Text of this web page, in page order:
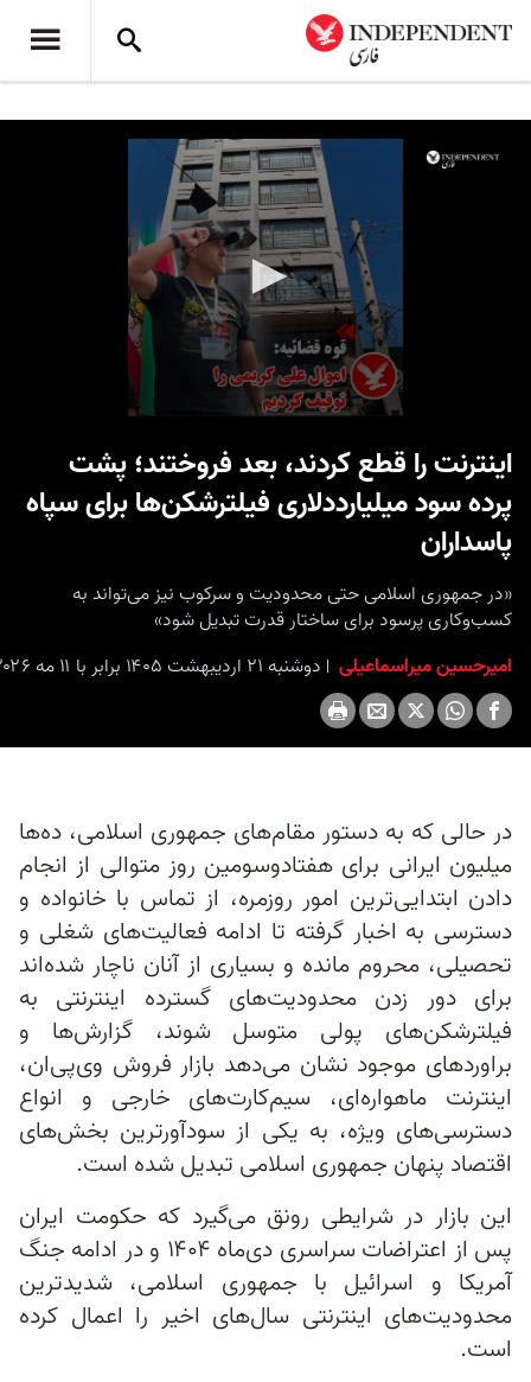
seconds
اینترنت را قطع کردند، بعد فروختند؛ پشت‌
پرده سود میلیارددلاری فیلترشکن‌ها برای سپاه
پاسداران
«در جمهوری اسلامی حتی محدودیت و سرکوب نیز می‌تواند به
کسب‌وکاری پرسود برای ساختار قدرت تبدیل شود»
امیرحسین میراسماعیلی
دوشنبه ۲۱ اردیبهشت ۱۴۰۵ برابر با ۱۱ مه ۲۰۲۶ ۱۵:۳۰
در حالی که به دستور مقام‌های جمهوری اسلامی، ده‌ها
میلیون ایرانی برای هفتادوسومین روز متوالی از انجام
دادن ابتدایی‌ترین امور روزمره، از تماس با خانواده و
دسترسی به اخبار گرفته تا ادامه فعالیت‌های شغلی و
تحصیلی، محروم مانده‌ و بسیاری از آنان ناچار شده‌اند
برای دور زدن محدودیت‌های گسترده اینترنتی به
فیلترشکن‌های پولی متوسل شوند، گزارش‌ها و
براوردهای موجود نشان می‌دهد بازار فروش وی‌پی‌ان،
اینترنت ماهواره‌ای، سیم‌کارت‌های خارجی و انواع
دسترسی‌های ویژه، به یکی از سودآورترین بخش‌های
اقتصاد پنهان جمهوری اسلامی تبدیل شده است.
این بازار در شرایطی رونق می‌گیرد که حکومت ایران
پس از اعتراضات سراسری دی‌ماه ۱۴۰۴ و در ادامه جنگ
آمریکا و اسرائیل با جمهوری اسلامی، شدیدترین
محدودیت‌های اینترنتی سال‌های اخیر را اعمال کرده
است.